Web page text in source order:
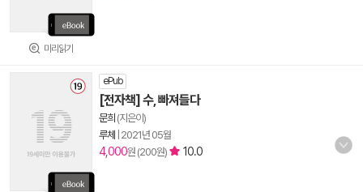
미리읽기
ePub
[전자책] 수, 빠져들다
문희 (지은이)
루체
2021년 05월
4,000원 (200원) 10.0